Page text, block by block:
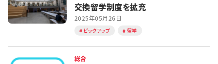
スポーツ
学生社会
交換留学制度を拡充
2025年05月26日
ピックアップ 留学
総合